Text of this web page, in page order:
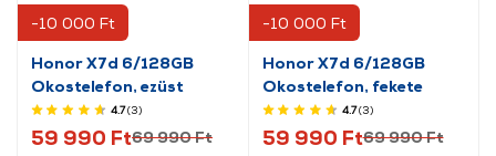
-10 000 Ft
Honor X7d 6/128GB
Okostelefon, ezüst
4.7(3)
59 990 Ft69 990 Ft
-10 000 Ft
Honor X7d 6/128GB
Okostelefon, fekete
4.7(3)
59 990 Ft69 990 Ft